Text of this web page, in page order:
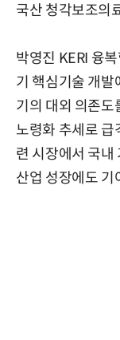
국산 청각보조의
박영진 KERI 융
기 핵심기술 개발
기의 대외 의존도
노령화 추세로 급
련 시장에서 국내
산업 성장에도 기